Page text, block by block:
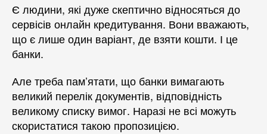
Є людини, які дуже скептично відносяться до
сервісів онлайн кредитування. Вони вважають,
що є лише один варіант, де взяти кошти. І це
банки.
Але треба пам’ятати, що банки вимагають
великий перелік документів, відповідність
великому списку вимог. Наразі не всі можуть
скористатися такою пропозицією.